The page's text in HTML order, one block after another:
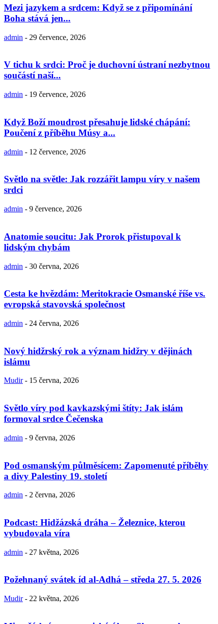
Mezi jazykem a srdcem: Když se z připomínání
Boha stává jen...
admin - 29 července, 2026
V tichu k srdci: Proč je duchovní ústraní nezbytnou
součástí naší...
admin - 19 července, 2026
Když Boží moudrost přesahuje lidské chápání:
Poučení z příběhu Músy a...
admin - 12 července, 2026
Světlo na světle: Jak rozzářit lampu víry v našem
srdci
admin - 9 července, 2026
Anatomie soucitu: Jak Prorok přistupoval k
lidským chybám
admin - 30 června, 2026
Cesta ke hvězdám: Meritokracie Osmanské říše vs.
evropská stavovská společnost
admin - 24 června, 2026
Nový hidžrský rok a význam hidžry v dějinách
islámu
Mudir - 15 června, 2026
Světlo víry pod kavkazskými štíty: Jak islám
formoval srdce Čečenska
admin - 9 června, 2026
Pod osmanským půlměsícem: Zapomenuté příběhy
a divy Palestiny 19. století
admin - 2 června, 2026
Podcast: Hidžázská dráha – Železnice, kterou
vybudovala víra
admin - 27 května, 2026
Požehnaný svátek íd al-Adhá – středa 27. 5. 2026
Mudir - 22 května, 2026